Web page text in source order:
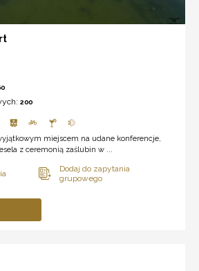
200
miejscem na udane konferencje,
z ceremonią zaślubin w ...